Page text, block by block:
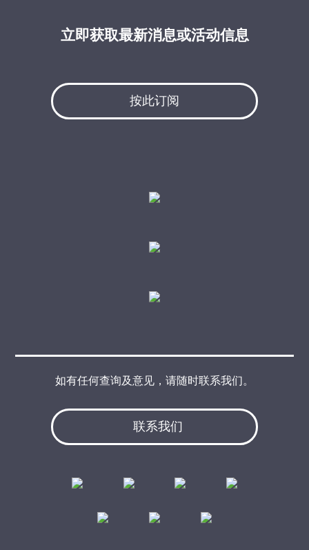
立即获取最新消息或活动信息
按此订阅
联系我们
如有任何查询及意见，请随时联系我们。